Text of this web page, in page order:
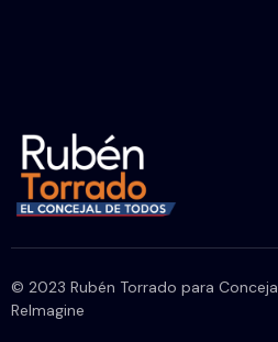
© 2023 Rubén Torrado para
ReImagine